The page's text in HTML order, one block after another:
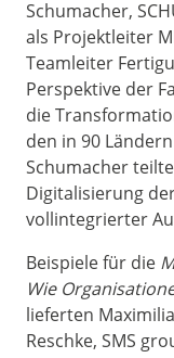
Schumacher,
als Projektleiter
Teamleiter
Perspektive der
die
den in 90
Schumacher
Digitalisierung
vollintegrierter
Beispiele für die
Wie
lieferten
Reschke, SMS